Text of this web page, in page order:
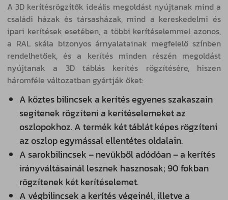
A 3D kerítésrögzítők ideális megoldást nyújtanak mind a
családi házak és társasházak, mind a kereskedelmi és
ipari kerítések esetében, a többi kerítéselemmel azonos,
a RAL skála bizonyos árnyalatainak megfelelő színben
rendelhetőek, és a kerítés minden részén megoldást
nyújtanak a 3D táblás kerítés rögzítésére, hiszen
háromféle változatban gyártják őket:
A köztes bilincsek a kerítés egyenes szakaszain
segítenek rögzíteni a kerítéselemeket az
oszlopokhoz. A termék két táblát képes rögzíteni
az oszlop egymással ellentétes oldalain.
A sarokbilincsek – nevükből adódóan – a kerítés
irányváltásainál lesznek hasznosak; 90 fokban
rögzítenek két kerítéselemet.
A végbilincsek a kerítés végeinél, illetve a